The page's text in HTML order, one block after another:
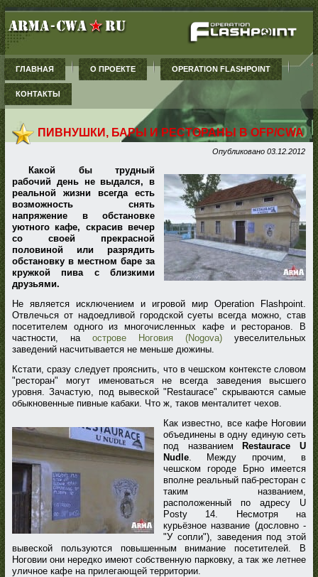
ГЛАВНАЯ О ПРОЕКТЕ OPERATION FLASHPOINT
КОНТАКТЫ
ПИВНУШКИ, БАРЫ И РЕСТОРАНЫ В OFP/CWA
Опубликовано 03.12.2012
Какой бы трудный
рабочий день не выдался, в
реальной жизни всегда есть
возможность снять
напряжение в обстановке
уютного кафе, скрасив вечер
со своей прекрасной
половиной или разрядить
обстановку в местном баре за
кружкой пива с близкими
друзьями.
Не является исключением и игровой мир Operation Flashpoint.
Отвлечься от надоедливой городской суеты всегда можно, став
посетителем одного из многочисленных кафе и ресторанов. В
частности, на острове Ноговия (Nogova) увеселительных
заведений насчитывается не меньше дюжины.
Кстати, сразу следует прояснить, что в чешском контексте словом
"ресторан" могут именоваться не всегда заведения высшего
уровня. Зачастую, под вывеской "Restaurace" скрываются самые
обыкновенные пивные кабаки. Что ж, таков менталитет чехов.
Как известно, все кафе Ноговии
объединены в одну единую сеть
под названием
Restaurace U
Nudle. Между прочим, в
чешском городе Брно имеется
вполне реальный паб-ресторан с
таким названием,
расположенный по адресу U
Posty 14. Несмотря на
курьёзное название (дословно -
"У сопли"), заведения под этой
вывеской пользуются повышенным внимание посетителей. В
Ноговии они нередко имеют собственную парковку, а так же летнее
уличное кафе на прилегающей территории.